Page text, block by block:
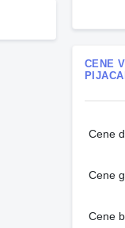
CENE
Cene
Cene
Cene